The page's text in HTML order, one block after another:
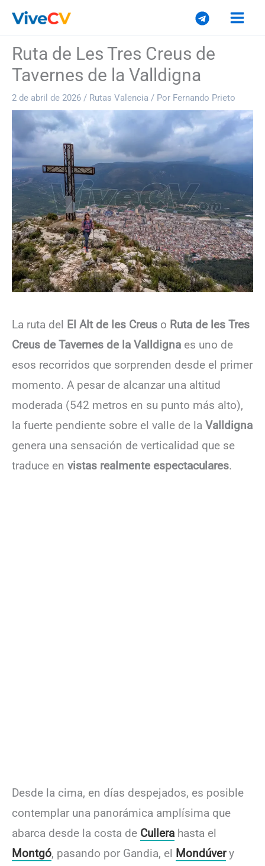
contenido
Ruta de Les Tres Creus de
Tavernes de la Valldigna
2 de abril de 2026 / Rutas Valencia / Por Fernando Prieto
La ruta del El Alt de les Creus o Ruta de les Tres
Creus de Tavernes de la Valldigna es uno de
esos recorridos que sorprenden desde el primer
momento. A pesar de alcanzar una altitud
moderada (542 metros en su punto más alto),
la fuerte pendiente sobre el valle de la Valldigna
genera una sensación de verticalidad que se
traduce en vistas realmente espectaculares.
Desde la cima, en días despejados, es posible
contemplar una panorámica amplísima que
abarca desde la costa de Cullera hasta el
Montgó, pasando por Gandia, el Mondúvery